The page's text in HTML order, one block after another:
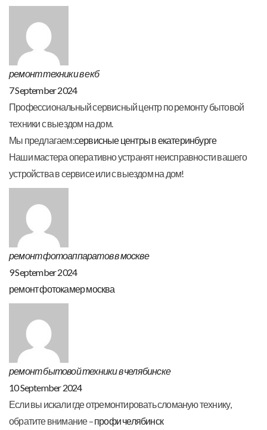
ремонт техники в екб
7 September 2024
Профессиональный сервисный центр по ремонту бытовой
техники с выездом на дом.
Мы предлагаем:сервисные центры в екатеринбурге
Наши мастера оперативно устранят неисправности вашего
устройства в сервисе или с выездом на дом!
ремонт фотоаппаратов в москве
9 September 2024
ремонт фотокамер москва
ремонт бытовой техники в челябинске
10 September 2024
Если вы искали где отремонтировать сломаную технику,
обратите внимание –профи челябинск